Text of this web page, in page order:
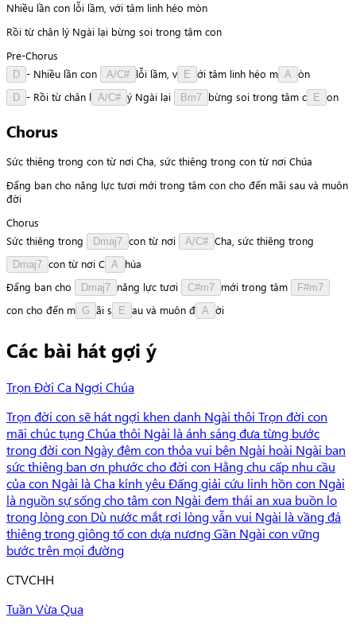
Nhiều lần con lỗi lầm, với tâm linh héo mòn
Rồi từ chân lý Ngài lại bừng soi trong tâm con
Pre-Chorus
D - Nhiều lần con A/C# lỗi lầm, v E ới tâm linh héo m A òn
D - Rồi từ chân l A/C# ý Ngài lại Bm7 bừng soi trong tâm c E on
Chorus
Sức thiêng trong con từ nơi Cha, sức thiêng trong con từ nơi Chúa
Đấng ban cho năng lực tươi mới trong tâm con cho đến mãi sau và muôn
đời
Chorus
Sức thiêng trong Dmaj7 con từ nơi A/C# Cha, sức thiêng trong
Dmaj7 con từ nơi C A húa
Đấng ban cho Dmaj7 năng lực tươi C#m7 mới trong tâm F#m7
con cho đến m G ãi s E au và muôn đ A ời
Các bài hát gợi ý
Trọn Đời Ca Ngợi Chúa
Trọn đời con sẽ hát ngợi khen danh Ngài thôi Trọn đời con
mãi chúc tụng Chúa thôi Ngài là ánh sáng đưa từng bước
trong đời con Ngày đêm con thỏa vui bên Ngài hoài Ngài ban
sức thiêng ban ơn phước cho đời con Hằng chu cấp nhu cầu
của con Ngài là Cha kính yêu Đấng giải cứu linh hồn con Ngài
là nguồn sự sống cho tâm con Ngài đem thái an xua buồn lo
trong lòng con Dù nước mắt rơi lòng vẫn vui Ngài là vầng đá
thiêng trong giông tố con dựa nương Gần Ngài con vững
bước trên mọi đường
CTVCHH
Tuần Vừa Qua